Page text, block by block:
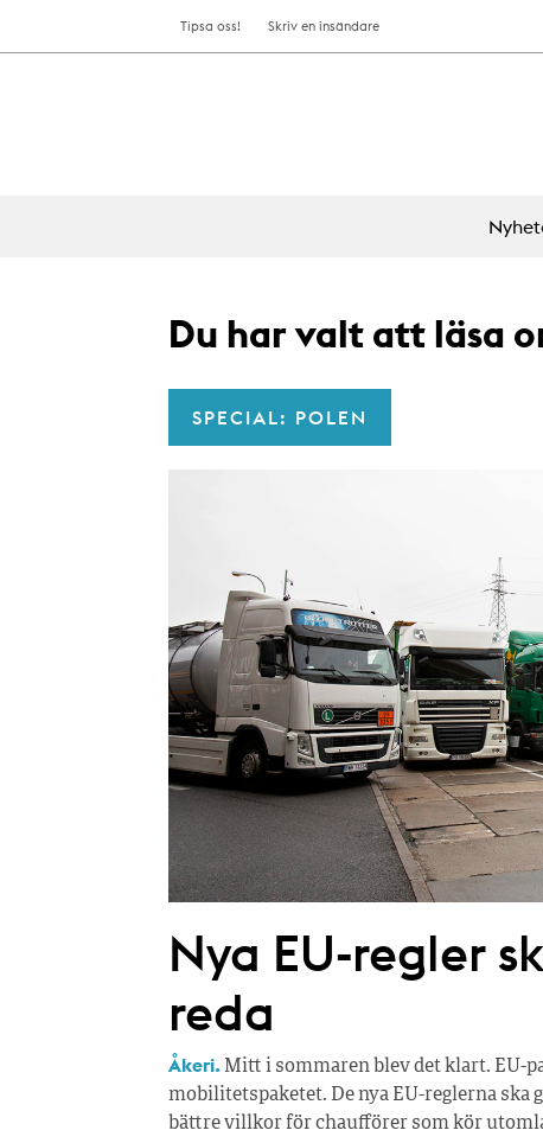
Tipsa oss! Skriv en insändare
Du har valt att läsa
SPECIAL: POLEN
Nya EU-regler
reda
Åkeri. Mitt i sommaren blev det klart. EU-
mobilitetspaketet. De nya EU-reglerna ska
bättre villkor för chaufförer som kör